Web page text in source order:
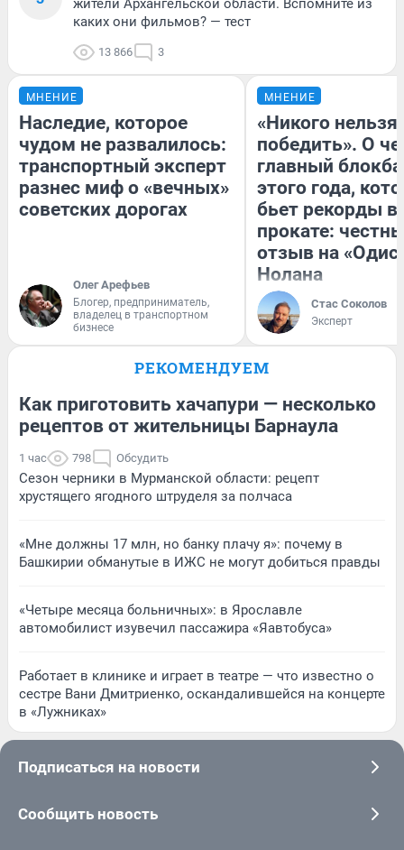
жители Архангельской области. Вспомните из
каких они фильмов? — тест
13 866 3
МНЕНИЕ
Наследие, которое
чудом не развалилось:
транспортный эксперт
разнес миф о «вечных»
советских дорогах
Олег Арефьев
Блогер, предприниматель,
владелец в транспортном
бизнесе
МНЕНИЕ
«Никого нельзя
победить». О
главный
этого года,
бьет рекорды в
прокате:
отзыв на
Нолана
Стас Соколов
Эксперт
РЕКОМЕНДУЕМ
Как приготовить хачапури — несколько
рецептов от жительницы Барнаула
1 час 798 Обсудить
Сезон черники в Мурманской области: рецепт
хрустящего ягодного штруделя за полчаса
«Мне должны 17 млн, но банку плачу я»: почему в
Башкирии обманутые в ИЖС не могут добиться правды
«Четыре месяца больничных»: в Ярославле
автомобилист изувечил пассажира «Яавтобуса»
Работает в клинике и играет в театре — что известно о
сестре Вани Дмитриенко, оскандалившейся на концерте
в «Лужниках»
Подписаться на новости
Сообщить новость